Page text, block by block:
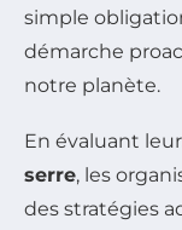
simple
démarche
notre planète.
En évaluant
serre, les
des stratégies